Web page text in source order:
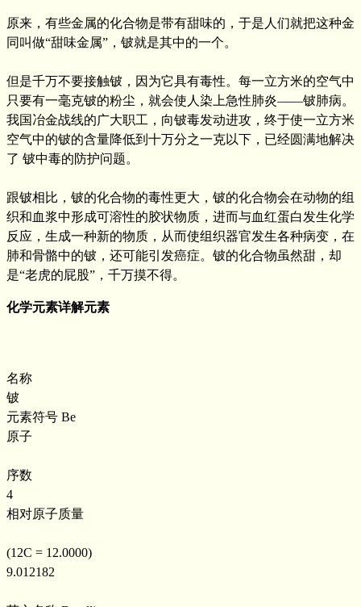
原来，有些金属的化合物是带有甜味的，于是人们就把这种金
同叫做“甜味金属”，铍就是其中的一个。
但是千万不要接触铍，因为它具有毒性。每一立方米的空气中
只要有一毫克铍的粉尘，就会使人染上急性肺炎——铍肺病。
我国冶金战线的广大职工，向铍毒发动进攻，终于使一立方米
空气中的铍的含量降低到十万分之一克以下，已经圆满地解决
了 铍中毒的防护问题。
跟铍相比，铍的化合物的毒性更大，铍的化合物会在动物的组
织和血浆中形成可溶性的胶状物质，进而与血红蛋白发生化学
反应，生成一种新的物质，从而使组织器官发生各种病变，在
肺和骨骼中的铍，还可能引发癌症。铍的化合物虽然甜，却
是“老虎的屁股”，千万摸不得。
化学元素详解元素
名称
铍
元素符号 Be
原子
序数
4
相对原子质量
(12C = 12.0000)
9.012182